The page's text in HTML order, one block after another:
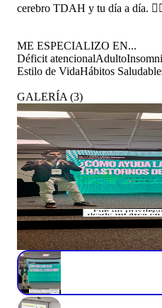
cerebro TDAH y tu día a día.
ME ESPECIALIZO EN...
Déficit atencionalAdulto
Estilo de VidaHábitos
GALERÍA (3)